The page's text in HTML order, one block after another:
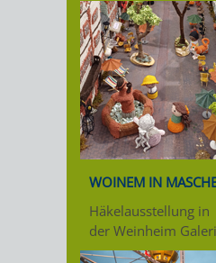
WOINEM IN
Häkelausstellung in
der Weinheim